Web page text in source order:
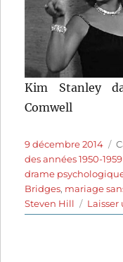
Kim Stanley
Comwell
Publié
le
9 décembre 2014
des années 1950-1959
drame
Bridges, mariage
Steven Hill